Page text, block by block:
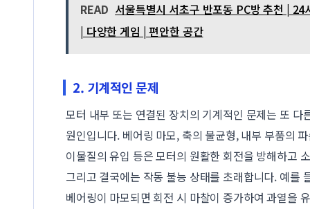
READ 서울특별시 서초구 반포동 PC방 추천 | 24
| 다양한 게임 | 편안한 공간
2. 기계적인 문제
모터 내부 또는 연결된 장치의 기계적인 문제는 또 다
원인입니다. 베어링 마모, 축의 불균형, 내부 부품의
이물질의 유입 등은 모터의 원활한 회전을 방해하고
그리고 결국에는 작동 불능 상태를 초래합니다. 예를
베어링이 마모되면 회전 시 마찰이 증가하여 과열을